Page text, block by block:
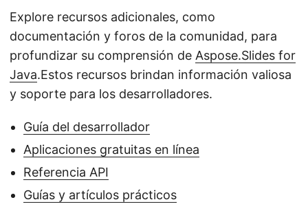
Explore recursos adicionales, como
documentación y foros de la comunidad, para
profundizar su comprensión de Aspose.Slides for
Java.Estos recursos brindan información valiosa
y soporte para los desarrolladores.
Guía del desarrollador
Aplicaciones gratuitas en línea
Referencia API
Guías y artículos prácticos